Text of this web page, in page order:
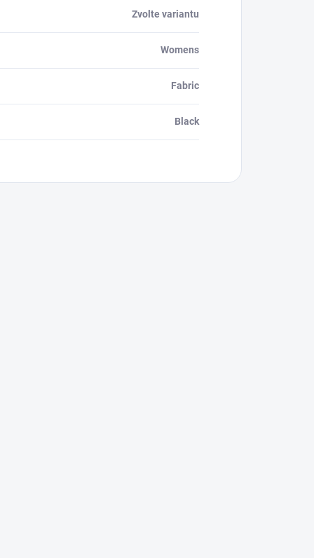
Zvolte variantu
Womens
Fabric
Black